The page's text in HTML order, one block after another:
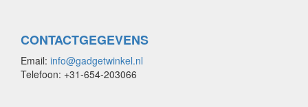
CONTACTGEGEVENS
Email: info@gadgetwinkel.nl
Telefoon: +31-654-203066